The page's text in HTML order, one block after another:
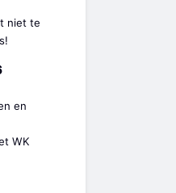
niet te
en
WK